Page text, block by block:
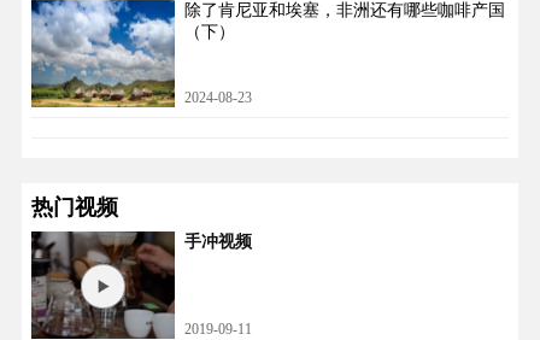
除了肯尼亚和埃塞，非洲还有哪些咖啡产国
（下）
2024-08-23
热门视频
手冲视频
2019-09-11